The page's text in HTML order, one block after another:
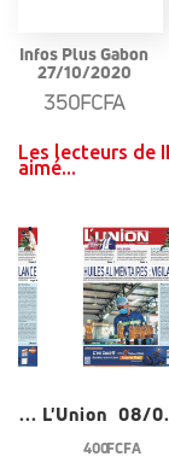
Infos Plus Gabon
27/10/2020
350FCFA
Les lecteurs de
aimé...
0... L'Union 08/
400 FCFA